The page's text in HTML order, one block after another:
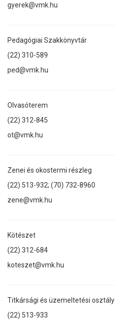
gyerek@vmk.hu
Pedagógiai Szakkönyvtár
(22) 310-589
ped@vmk.hu
Olvasóterem
(22) 312-845
ot@vmk.hu
Zenei és okostermi részleg
(22) 513-932; (70) 732-8960
zene@vmk.hu
Kötészet
(22) 312-684
koteszet@vmk.hu
Titkársági és üzemeltetési osztály
(22) 513-933